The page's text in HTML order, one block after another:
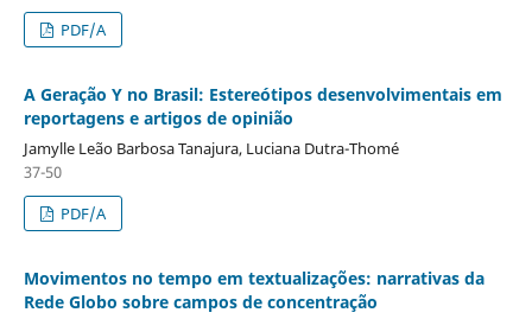
PDF/A
A Geração Y no Brasil: Estereótipos desenvolvimentais em
reportagens e artigos de opinião
Jamylle Leão Barbosa Tanajura, Luciana Dutra-Thomé
37-50
PDF/A
Movimentos no tempo em textualizações: narrativas da
Rede Globo sobre campos de concentração